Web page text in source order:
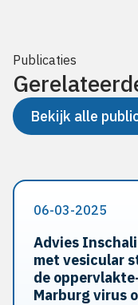
Publicaties
Bekijk alle
06-03-2025
Advies
met vesicular
de
Marburg virus